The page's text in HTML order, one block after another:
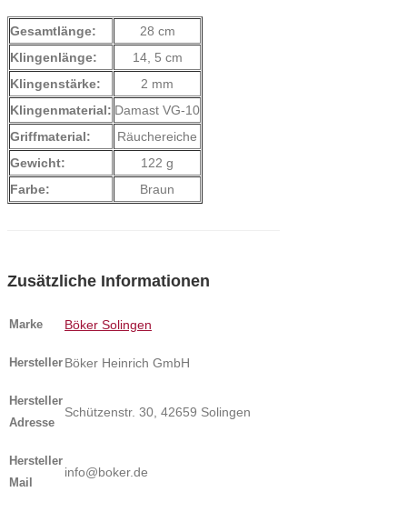
Gesamtlänge:
28 cm
Klingenlänge:
14, 5 cm
Klingenstärke:
2 mm
Klingenmaterial: Damast VG-10
Griffmaterial:
Räuchereiche
Gewicht:
122 g
Farbe:
Braun
Zusätzliche Informationen
Marke Böker Solingen
Hersteller Böker Heinrich GmbH
Hersteller
Adresse
Schützenstr. 30, 42659 Solingen
Hersteller
Mail
info@boker.de